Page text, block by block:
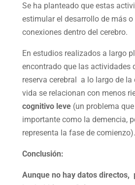
Se ha planteado que estas
estimular el desarrollo de más o
conexiones dentro del cerebro.
En estudios realizados a largo
encontrado que las actividades
reserva cerebral a lo largo de la
vida se relacionan con menos
cognitivo leve(un problema
importante como la demencia,
representa la fase de comienzo).
Conclusión:
Aunque no hay datos directos,